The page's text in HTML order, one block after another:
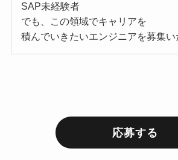
SAP未経験者
でも、この領域でキャリアを
積んでいきたいエンジニアを募集い
応募する